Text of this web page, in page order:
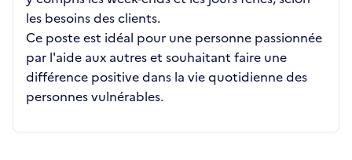
les besoins des clients.
Ce poste est idéal pour une personne passionnée
par l'aide aux autres et souhaitant faire une
différence positive dans la vie quotidienne des
personnes vulnérables.